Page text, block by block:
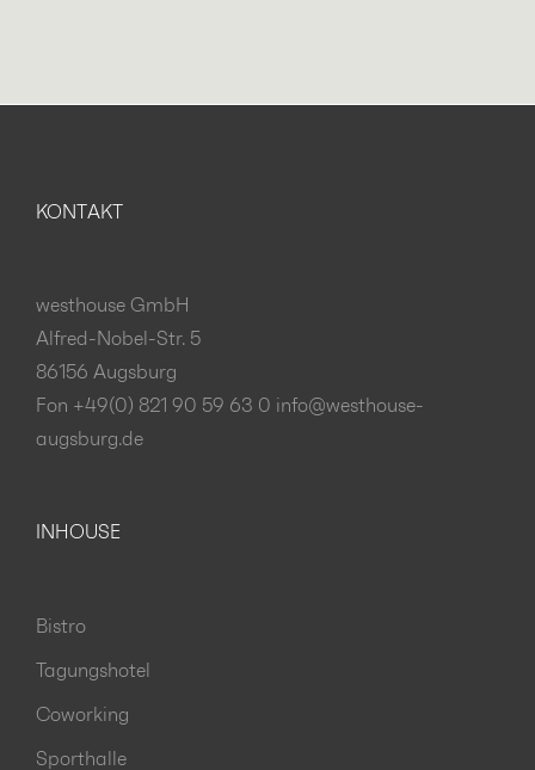
KONTAKT
westhouse GmbH
Alfred-Nobel-Str. 5
86156 Augsburg
Fon +49(0) 821 90 59 63 0 info@westhouse-
augsburg.de
INHOUSE
Bistro
Tagungshotel
Coworking
Sporthalle